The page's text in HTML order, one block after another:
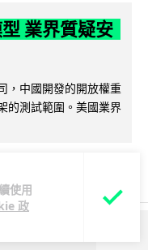
使用
政
業界質疑安
，中國開發的開放權重
的測試範圍。美國業界